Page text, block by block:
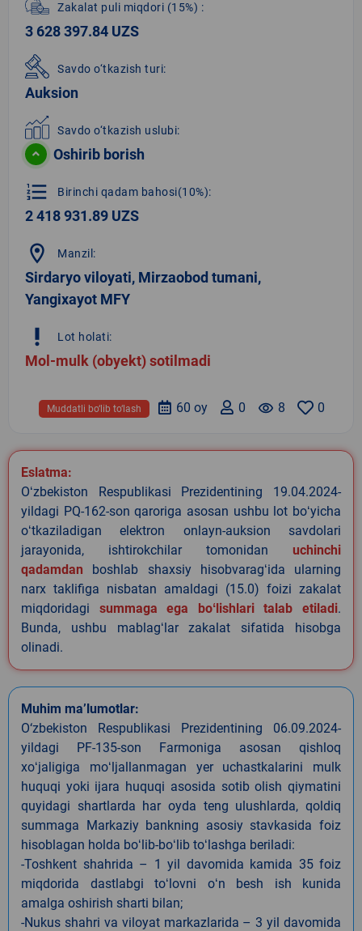
Zakalat puli miqdori (15%) :
3 628 397.84 UZS
Savdo o‘tkazish turi:
Auksion
Savdo o‘tkazish uslubi:
Oshirib borish
format_list_numbered Birinchi qadam bahosi(10%):
2 418 931.89 UZS
location_on Manzil:
Sirdaryo viloyati, Mirzaobod tumani,
Yangixayot MFY
priority_high Lot holati:
Mol-mulk (obyekt) sotilmadi
0
remove_red_eye 8
0
60 oy
Muddatli bo‘lib to‘lash
Eslatma:
Oʻzbekiston Respublikasi Prezidentining 19.04.2024-
yildagi PQ-162-son qaroriga asosan ushbu lot boʻyicha
oʻtkaziladigan elektron onlayn-auksion savdolari
jarayonida, ishtirokchilar tomonidan uchinchi
qadamdan boshlab shaxsiy hisobvaragʻida ularning
narx taklifiga nisbatan amaldagi (15.0) foizi zakalat
miqdoridagi summaga ega boʻlishlari talab etiladi.
Bunda, ushbu mablagʻlar zakalat sifatida hisobga
olinadi.
Muhim ma’lumotlar:
O‘zbekiston Respublikasi Prezidentining 06.09.2024-
yildagi PF-135-son Farmoniga asosan qishloq
xoʻjaligiga moʻljallanmagan yer uchastkalarini mulk
huquqi yoki ijara huquqi asosida sotib olish qiymatini
quyidagi shartlarda har oyda teng ulushlarda, qoldiq
summaga Markaziy bankning asosiy stavkasida foiz
hisoblagan holda boʻlib-boʻlib toʻlashga beriladi:
-Toshkent shahrida – 1 yil davomida kamida 35 foiz
miqdorida dastlabgi toʻlovni oʻn besh ish kunida
amalga oshirish sharti bilan;
-Nukus shahri va viloyat markazlarida – 3 yil davomida